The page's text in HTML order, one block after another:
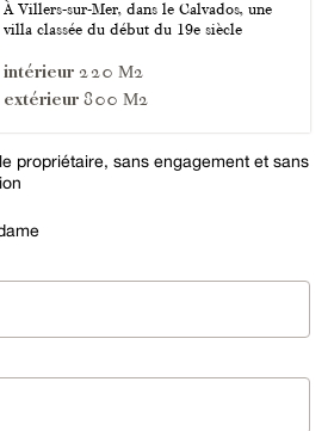
À Villers-sur-Mer, dans le Calvados, une
villa classée du début du 19e siècle
intérieur 220 M2
extérieur800 M2
propriétaire, sans engagement et sans